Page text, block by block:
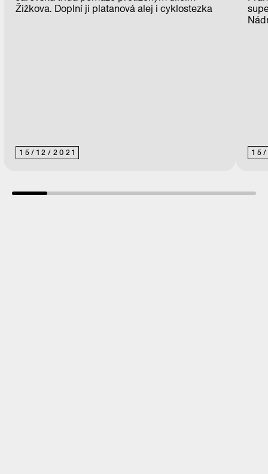
15/ 12/ 2021
Žižkova. Doplní ji platanová alej i cyklostezka
15/